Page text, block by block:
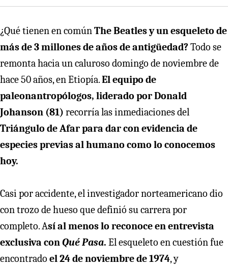
¿Qué tienen en comúnThe Beatles y un esqueleto de
más de 3 millones de años de antigüedad? Todo se
remonta hacia un caluroso domingo de noviembre de
hace 50 años, en Etiopía.El equipo de
paleonantropólogos, liderado por Donald
Johanson (81) recorría las inmediaciones del
Triángulo de Afar para dar con evidencia de
especies previas al humano como lo conocemos
hoy.
Casi por accidente, el investigador norteamericano dio
con trozo de hueso que definió su carrera por
completo. Así al menos lo reconoce en entrevista
exclusiva conQué Pasa. El esqueleto en cuestión fue
encontrado el 24 de noviembre de 1974, y